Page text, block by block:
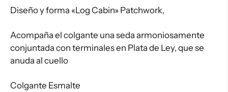
Diseño y forma «Log Cabin» Patchwork,
Acompaña el colgante una seda armoniosamente
conjuntada con terminales en Plata de Ley, que se
anuda al cuello
Colgante Esmalte